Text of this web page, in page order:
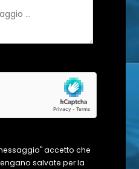
accetto che
salvate per la